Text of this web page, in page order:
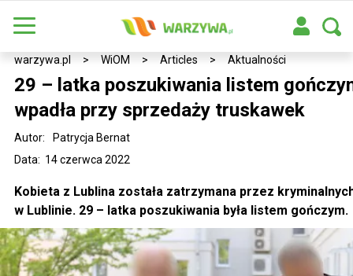
warzywa.pl > WiOM > Articles > Aktualności
29 – latka poszukiwania listem
wpadła przy sprzedaży truskawek
Data: 14 czerwca 2022
Autor: Patrycja Bernat
Kobieta z Lublina została zatrzymana przez
w Lublinie. 29 – latka poszukiwania była listem gończym.